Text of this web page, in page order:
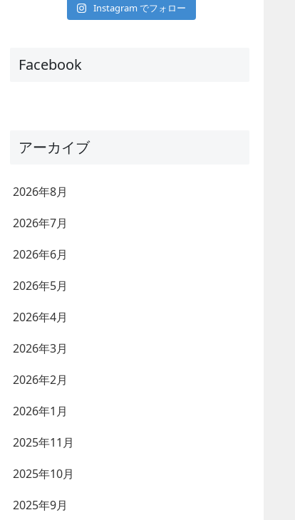
Instagram でフォロー
Facebook
アーカイブ
2026年8月
2026年7月
2026年6月
2026年5月
2026年4月
2026年3月
2026年2月
2026年1月
2025年11月
2025年10月
2025年9月